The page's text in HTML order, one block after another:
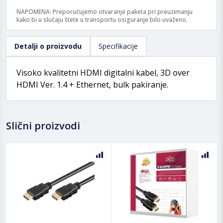
NAPOMENA: Preporučujemo otvaranje paketa pri preuzimanju
kako bi u slučaju štete u transportu osiguranje bilo uvaženo.
Detalji o proizvodu Specifikacije
Visoko kvalitetni HDMI digitalni kabel, 3D over
HDMI Ver. 1.4 + Ethernet, bulk pakiranje.
Slični proizvodi